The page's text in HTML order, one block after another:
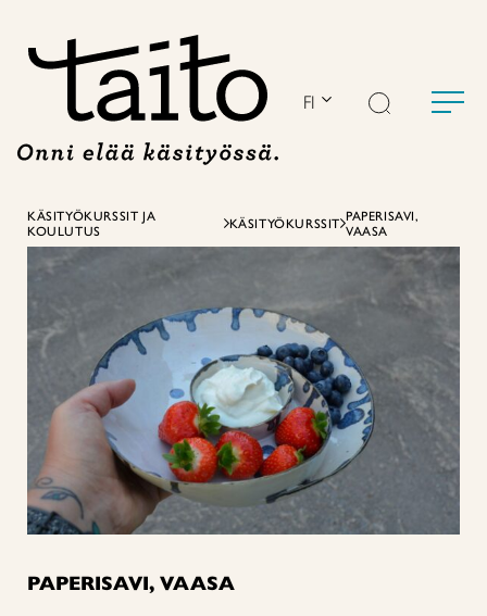
FI
KÄSITYÖKURSSIT JA
KOULUTUS
KÄSITYÖKURSSIT PAPERISAVI,
VAASA
PAPERISAVI, VAASA